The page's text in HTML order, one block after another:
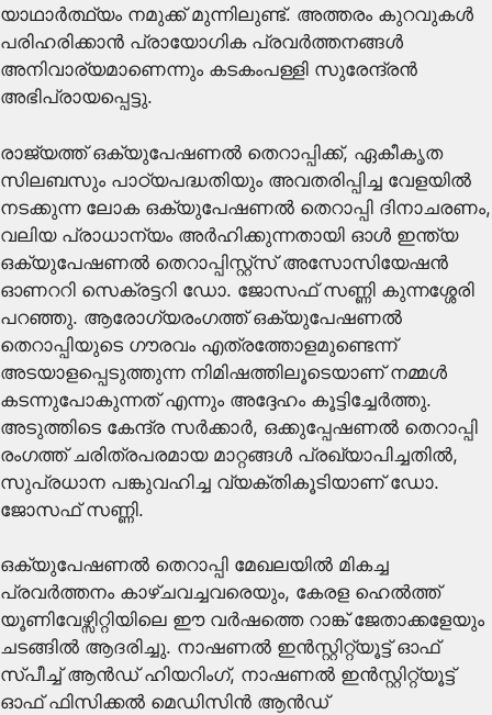
യാഥാർത്ഥ്യം നമുക്ക് മുന്നിലുണ്ട്. അത്തരം കുറവുകൾ
പരിഹരിക്കാൻ പ്രായോഗിക പ്രവർത്തനങ്ങൾ
അനിവാര്യമാണെന്നും കടകംപള്ളി സുരേന്ദ്രൻ
അഭിപ്രായപ്പെട്ടു.
രാജ്യത്ത് ഒക്യുപേഷണൽ തെറാപ്പിക്ക്, ഏകീകൃത
സിലബസും പാഠ്യപദ്ധതിയും അവതരിപ്പിച്ച വേളയിൽ
നടക്കുന്ന ലോക ഒക്യുപേഷണൽ തെറാപ്പി ദിനാചരണം,
വലിയ പ്രാധാന്യം അ‍‍ർഹിക്കുന്നതായി ഓൾ ഇന്ത്യ
ഒക്യുപേഷണൽ തെറാപ്പിസ്റ്റ്സ് അസോസിയേഷൻ
ഓണററി സെക്രട്ടറി ഡോ. ജോസഫ് സണ്ണി കുന്നശ്ശേരി
പറഞ്ഞു. ആരോഗ്യരംഗത്ത് ഒക്യുപേഷണൽ
തെറാപ്പിയുടെ ഗൗരവം എത്രത്തോളമുണ്ടെന്ന്
അടയാളപ്പെടുത്തുന്ന നിമിഷത്തിലൂടെയാണ് നമ്മൾ
കടന്നുപോകുന്നത് എന്നും അദ്ദേഹം കൂട്ടിച്ചേ‍ർത്തു.
അടുത്തിടെ കേന്ദ്ര സർക്കാർ, ഒക്കുപ്പേഷണൽ തെറാപ്പി
രംഗത്ത് ചരിത്രപരമായ മാറ്റങ്ങൾ പ്രഖ്യാപിച്ചതിൽ,
സുപ്രധാന പങ്കുവഹിച്ച വ്യക്തികൂടിയാണ് ഡോ.
ജോസഫ് സണ്ണി.
ഒക്യുപേഷണൽ തെറാപ്പി മേഖലയിൽ മികച്ച
പ്രവർത്തനം കാഴ്ചവച്ചവരെയും, കേരള ഹെൽത്ത്
യൂണിവേഴ്സിറ്റിയിലെ ഈ വർഷത്തെ റാങ്ക് ജേതാക്കളേയും
ചടങ്ങിൽ ആദരിച്ചു. നാഷണൽ ഇൻസ്റ്റിറ്റ്യൂട്ട് ഓഫ്
സ്പീച്ച് ആൻഡ് ഹിയറിംഗ്, നാഷണൽ ഇൻസ്റ്റിറ്റ്യൂട്ട്
ഓഫ് ഫിസിക്കൽ മെഡിസിൻ ആൻഡ്